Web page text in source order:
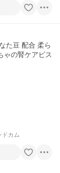
た豆 配合 柔ら
ゃの腎ケアビス
ドカム